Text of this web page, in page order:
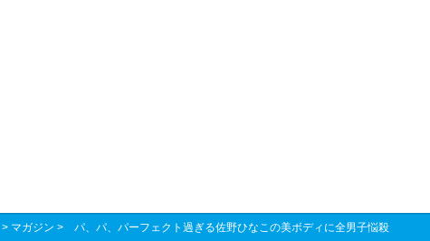
> マガジン > パ、パ、パーフェクト過ぎる佐野ひなこの美ボディに全男子悩殺